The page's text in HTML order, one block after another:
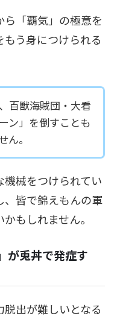
「覇気」の極意を
う身につけられる
百獣海賊団・大看
ン」を倒すことも
ん。
機械をつけられてい
、皆で錦えもんの軍
もしれません。
が兎丼で発症す
出が難しいとなる